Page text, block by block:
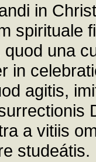
in
spirituale
una
in
agitis,
a vitiis
studeátis.